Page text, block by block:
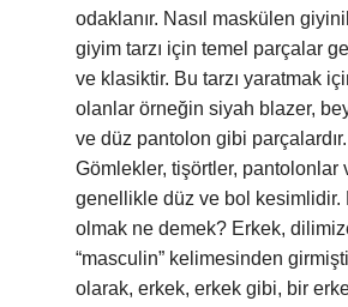
odaklanır. Nasıl maskülen
giyim tarzı için temel parçalar
ve klasiktir. Bu tarzı yaratmak
olanlar örneğin siyah blazer,
ve düz pantolon gibi
Gömlekler, tişörtler, pantolonlar
genellikle düz ve bol kesimlidir.
olmak ne demek? Erkek,
“masculin” kelimesinden
olarak, erkek, erkek gibi, bir